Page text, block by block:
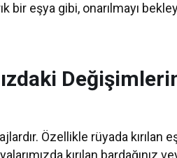
bir eşya gibi, onarılmayı
Özellikle rüyada kırılan
kırılan bardağınız